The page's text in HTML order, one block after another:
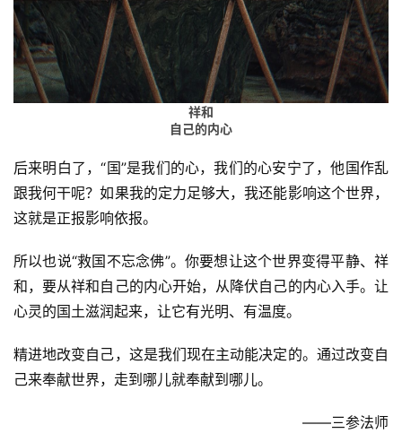
善
佛
教
人
寺
院
巡
视
频
纪
录
登录 注册
祥和
自己的内心
后来明白了，“国”是我们的心，我们的心安宁了，他国作乱
跟我何干呢？如果我的定力足够大，我还能影响这个世界，
这就是正报影响依报。
所以也说“救国不忘念佛”。你要想让这个世界变得平静、祥
和，要从祥和自己的内心开始，从降伏自己的内心入手。让
心灵的国土滋润起来，让它有光明、有温度。
精进地改变自己，这是我们现在主动能决定的。通过改变自
己来奉献世界，走到哪儿就奉献到哪儿。
——三参法师